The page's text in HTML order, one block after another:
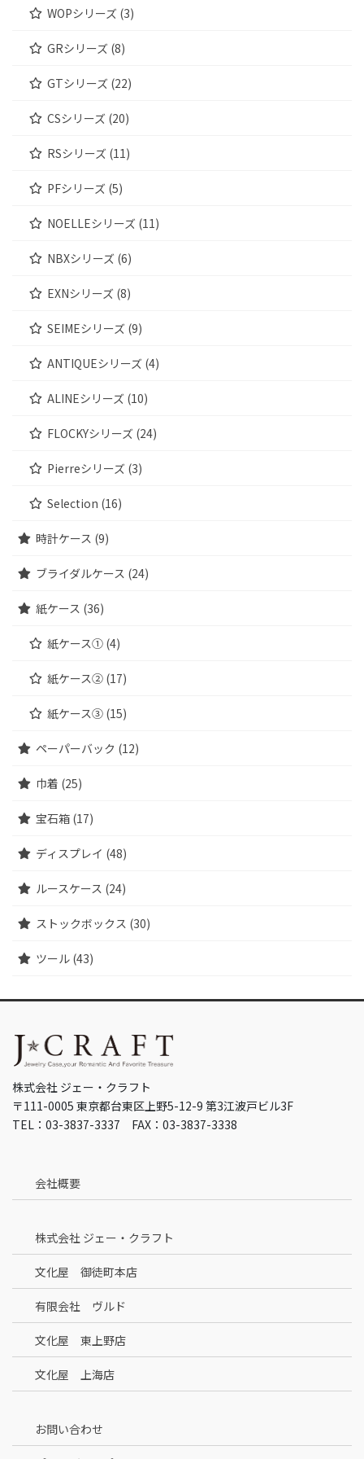
WOPシリーズ (3)
GRシリーズ (8)
GTシリーズ (22)
CSシリーズ (20)
RSシリーズ (11)
PFシリーズ (5)
NOELLEシリーズ (11)
NBXシリーズ (6)
EXNシリーズ (8)
SEIMEシリーズ (9)
ANTIQUEシリーズ (4)
ALINEシリーズ (10)
FLOCKYシリーズ (24)
Pierreシリーズ (3)
Selection (16)
時計ケース (9)
ブライダルケース (24)
紙ケース (36)
紙ケース① (4)
紙ケース② (17)
紙ケース③ (15)
ペーパーバック (12)
巾着 (25)
宝石箱 (17)
ディスプレイ (48)
ルースケース (24)
ストックボックス (30)
ツール (43)
株式会社 ジェー・クラフト
〒111-0005 東京都台東区上野5-12-9 第3江波戸ビル3F
TEL：03-3837-3337 FAX：03-3837-3338
会社概要
株式会社 ジェー・クラフト
文化屋 御徒町本店
有限会社 ヴルド
文化屋 東上野店
文化屋 上海店
お問い合わせ